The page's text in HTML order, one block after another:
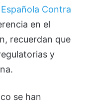
Contra
en el
recuerdan que
y
se han